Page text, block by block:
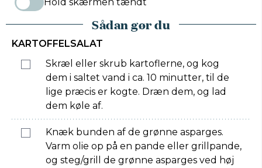
Sådan gør du
KARTOFFELSALAT
Skræl eller skrub kartoflerne, og kog
dem i saltet vand i ca. 10 minutter, til de
lige præcis er kogte. Dræn dem, og lad
dem køle af.
Knæk bunden af de grønne asparges.
Varm olie op på en pande eller grillpande,
og steg/grill de grønne asparges ved høj